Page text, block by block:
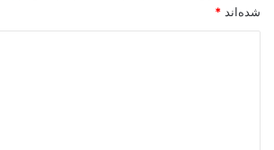
شده‌اند *